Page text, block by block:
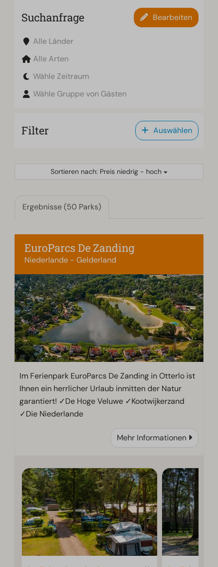
Suchanfrage Bearbeiten
Alle Länder
Alle Arten
Wähle Zeitraum
Wähle Gruppe von Gästen
Filter Auswählen
Sortieren nach: Preis niedrig - hoch
Ergebnisse (50 Parks)
EuroParcs De Zanding
Niederlande - Gelderland
Im Ferienpark EuroParcs De Zanding in Otterlo ist
Ihnen ein herrlicher Urlaub inmitten der Natur
garantiert! ✓De Hoge Veluwe ✓Kootwijkerzand
✓Die Niederlande
Mehr Informationen